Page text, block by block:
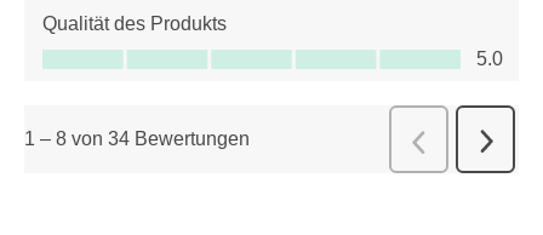
Qualität des Produkts
Qualität des Produkts, 5.0 von 5
5.0
1 – 8 von 34 Bewertungen Zurück
Weiter